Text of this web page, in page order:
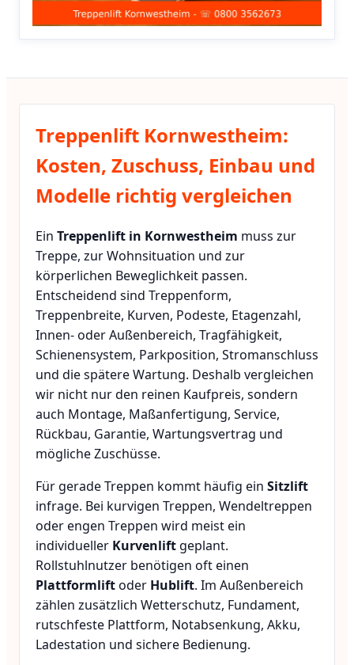
Treppenlift Kornwestheim:
Kosten, Zuschuss, Einbau und
Modelle richtig vergleichen
Ein Treppenlift in Kornwestheim muss zur
Treppe, zur Wohnsituation und zur
körperlichen Beweglichkeit passen.
Entscheidend sind Treppenform,
Treppenbreite, Kurven, Podeste, Etagenzahl,
Innen- oder Außenbereich, Tragfähigkeit,
Schienensystem, Parkposition, Stromanschluss
und die spätere Wartung. Deshalb vergleichen
wir nicht nur den reinen Kaufpreis, sondern
auch Montage, Maßanfertigung, Service,
Rückbau, Garantie, Wartungsvertrag und
mögliche Zuschüsse.
Für gerade Treppen kommt häufig ein Sitzlift
infrage. Bei kurvigen Treppen, Wendeltreppen
oder engen Treppen wird meist ein
individueller Kurvenlift geplant.
Rollstuhlnutzer benötigen oft einen
Plattformliftoder Hublift. Im Außenbereich
zählen zusätzlich Wetterschutz, Fundament,
rutschfeste Plattform, Notabsenkung, Akku,
Ladestation und sichere Bedienung.